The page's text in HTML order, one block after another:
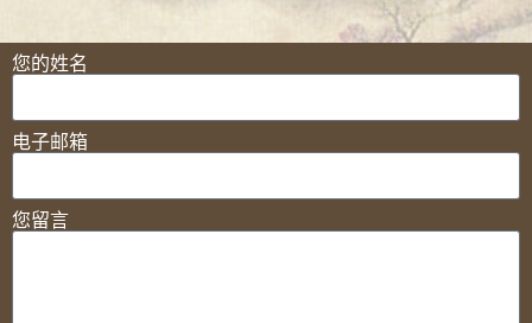
您的姓名
电子邮箱
您留言